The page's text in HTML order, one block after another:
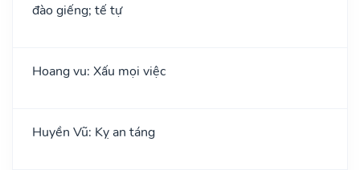
đào giếng; tế tự
Hoang vu: Xấu mọi việc
Huyền Vũ: Kỵ an táng